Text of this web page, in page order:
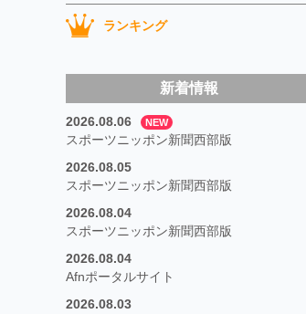
ランキング
新着情報
2026.08.06 NEW
スポーツニッポン新聞西部版
2026.08.05
スポーツニッポン新聞西部版
2026.08.04
スポーツニッポン新聞西部版
2026.08.04
Afnポータルサイト
2026.08.03